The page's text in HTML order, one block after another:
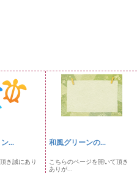
...
き誠にあり
和風グリーンの...
こちらのページを開いて頂き
ありが...